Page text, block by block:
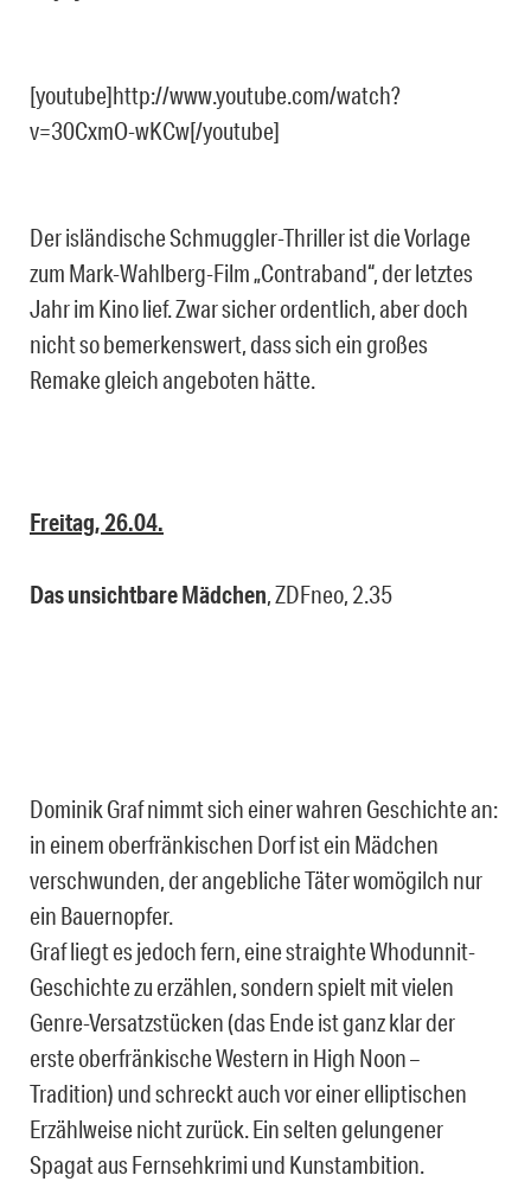
[youtube]http://www.youtube.com/watch?
v=30CxmO-wKCw[/youtube]
Der isländische Schmuggler-Thriller ist die Vorlage
zum Mark-Wahlberg-Film „Contraband“, der letztes
Jahr im Kino lief. Zwar sicher ordentlich, aber doch
nicht so bemerkenswert, dass sich ein großes
Remake gleich angeboten hätte.
Freitag, 26.04.
Das unsichtbare Mädchen, ZDFneo, 2.35
Dominik Graf nimmt sich einer wahren Geschichte an:
in einem oberfränkischen Dorf ist ein Mädchen
verschwunden, der angebliche Täter womögilch nur
ein Bauernopfer.
Graf liegt es jedoch fern, eine straighte Whodunnit-
Geschichte zu erzählen, sondern spielt mit vielen
Genre-Versatzstücken (das Ende ist ganz klar der
erste oberfränkische Western in High Noon –
Tradition) und schreckt auch vor einer elliptischen
Erzählweise nicht zurück. Ein selten gelungener
Spagat aus Fernsehkrimi und Kunstambition.